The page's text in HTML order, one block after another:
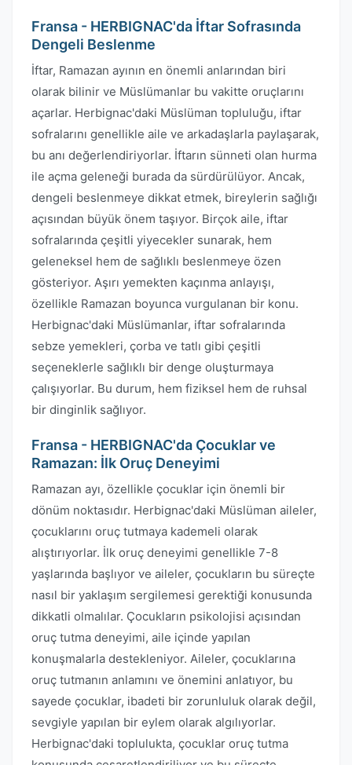
Fransa - HERBIGNAC'da İftar Sofrasında
Dengeli Beslenme
İftar, Ramazan ayının en önemli anlarından biri
olarak bilinir ve Müslümanlar bu vakitte oruçlarını
açarlar. Herbignac'daki Müslüman topluluğu, iftar
sofralarını genellikle aile ve arkadaşlarla paylaşarak,
bu anı değerlendiriyorlar. İftarın sünneti olan hurma
ile açma geleneği burada da sürdürülüyor. Ancak,
dengeli beslenmeye dikkat etmek, bireylerin sağlığı
açısından büyük önem taşıyor. Birçok aile, iftar
sofralarında çeşitli yiyecekler sunarak, hem
geleneksel hem de sağlıklı beslenmeye özen
gösteriyor. Aşırı yemekten kaçınma anlayışı,
özellikle Ramazan boyunca vurgulanan bir konu.
Herbignac'daki Müslümanlar, iftar sofralarında
sebze yemekleri, çorba ve tatlı gibi çeşitli
seçeneklerle sağlıklı bir denge oluşturmaya
çalışıyorlar. Bu durum, hem fiziksel hem de ruhsal
bir dinginlik sağlıyor.
Fransa - HERBIGNAC'da Çocuklar ve
Ramazan: İlk Oruç Deneyimi
Ramazan ayı, özellikle çocuklar için önemli bir
dönüm noktasıdır. Herbignac'daki Müslüman aileler,
çocuklarını oruç tutmaya kademeli olarak
alıştırıyorlar. İlk oruç deneyimi genellikle 7-8
yaşlarında başlıyor ve aileler, çocukların bu süreçte
nasıl bir yaklaşım sergilemesi gerektiği konusunda
dikkatli olmalılar. Çocukların psikolojisi açısından
oruç tutma deneyimi, aile içinde yapılan
konuşmalarla destekleniyor. Aileler, çocuklarına
oruç tutmanın anlamını ve önemini anlatıyor, bu
sayede çocuklar, ibadeti bir zorunluluk olarak değil,
sevgiyle yapılan bir eylem olarak algılıyorlar.
Herbignac'daki toplulukta, çocuklar oruç tutma